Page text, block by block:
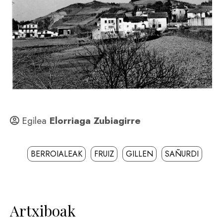
Egilea Elorriaga Zubiagirre
BERROIALEAK FRUIZ GILLEN SAÑURDI
Artxiboak